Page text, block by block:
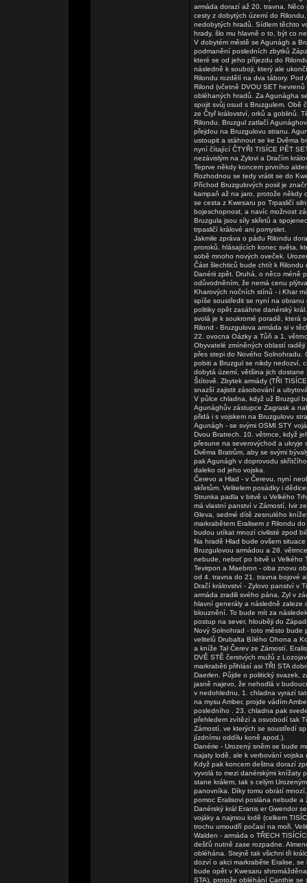
armáda dorazí až 20. travna.
cesty z dobytých území do
nedobytých hradů. Sídlem těchto
hrady, šlo mu hlavně o to, být co
V dobytém městě se Agunágh a
podmanění posledních zbytků
které se od jeho příjezdu do
následně k souboji, který ale
Rilondu rozdělí na dva tábory. Pod
Rilond (včetně DVOU SET
obléhaných hradů. Za Agunágha
spojit svůj osud s Bruzgulem. Obě
ze Čtyř království, orků a goblinů.
Rilondu. Bruzgul zatlačí
přejdou na Bruzgulovu stranu.
ustoupit a stáhnout se ke Dvěma
nyní čítající ČTYŘI TISÍCE PĚT
nezávislým na Zylovi a Dračím
Teprve někdy koncem prvního
Rozhodnou se tedy vrátit se do
Příchod Bruzgulových posil je
kampaň až na jaro, protože někdy
se cesta z Kwesaru po Trpasličí
bojeschopnost, a navíc možnost
Bruzgula jsou síly skřetů a
trpasličí králové ani pomyslet.
Jakmile zpráva o pádu Rilondu
proroků, hlásajících konec světa,
sobě mnoho nových oveček.
Část šlechticů bude chtít k Rilondu
Danérii zpět. Druhá, o něco méně
odůvodněním, že nemá cenu
Kharových nočních stínů - i Khar
spíše soustředit se nyní na
politiky opět zasáhne danérský
svolá je k soukromé poradě, která
Rilond - Bruzgulova armáda si v
22. ovocna Oázky a Tůň a 1.
Obyvatelé zmíněných oblastí
přes stepi do Nového Solnohradu.
pobiti a Bruzgul se nikdy nedozví,
dobytá území, většina jich
Štítově. Zbytek armády (TŘI
snazší zajistit zásobování a
V půlce chladna, když už Bruzgul
Agunághův zástupce Zagrask a
přidá i s vojskem na Bruzgulovu
Agunágh - se svými OSMI STY
Dvou Bratrech. 10. větrnce, když
přesune na severovýchod a ukryje
Dvěma Bratrům, aby se svými
pak Agunágh v doprovodu
daleko od jeho vojska.
Čerevo a Hlad - v Čerevu, nyní
skřetům. Velitelem posádky i
Strunka padla v bitvě u Velkého
má vlastní panství v Zámostí, Ivir
Gleva, sedmé dítě zesnulého
markrabětem Eralisem z Rilondu
budou utíkat mnozí civilisté zpod
Na hradě Hlad bude ovšem
Bruzgulovou armádou a 28.
nebude, neboť po bitvě u Velkého
Tevirpon a Maebron - oba znovu
od 4. travna do 21. travna bojové
Dračí království - Zylovo panství v
armáda zradili svého pána, Zyl v
hlavní generály a následně zaleze
blouznění. To bude mít za
postup na sever, hlouběji do
Nový Solnohrad - toto město bude
velitelů Drubalta Bílého Ohona a
a kníže Tal Čerev ze Zámostí.
DVĚ STĚ čerstvých mužů z
markraběti přihlásí asi TŘI STA
Daerlen. Půjde o politický svazek,
jasně najevo, že nehodlá v
v nedohlednu, 1. chladna vyrazí
na mysu Amber, projde vádím
posledního . 23. chladna pak
přehledem zvítězí a osvobodí tak
Zámostí, ve kterých se soustředí
jízdnímu oddílu koně apod.).
Danérie - Urozený sněm se bude
najaty lodě, ale k verbování
Když pak koncem deštna dorazí
vyvolá to mezi danérskými knížaty
stane králem, tak s celým
panovníka. Díky tomu obrátí
pomoc Eralisovi poslána nebude
Danérský král Eranis er Gwendor
vojáky a najmou lodě (celkem
trochu umoudří počasí na moři.
Walden - armáda o TŘECH
dešťů nutně zase rozpadne.
obléhána. Stejně tak všichni tři
dozví o akci markraběte Eralise,
bude opět v Kwesaru
STA), protože obléhání Canthie se